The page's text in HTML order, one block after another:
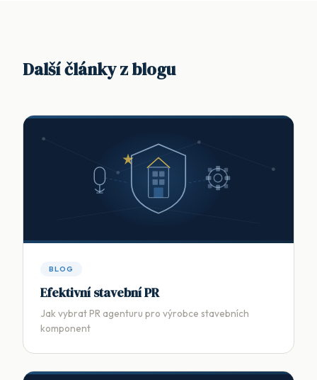
Další články z blogu
BLOG
Efektivní stavební PR
Jak vybrat PR agenturu pro výrobce stavebních
komponent